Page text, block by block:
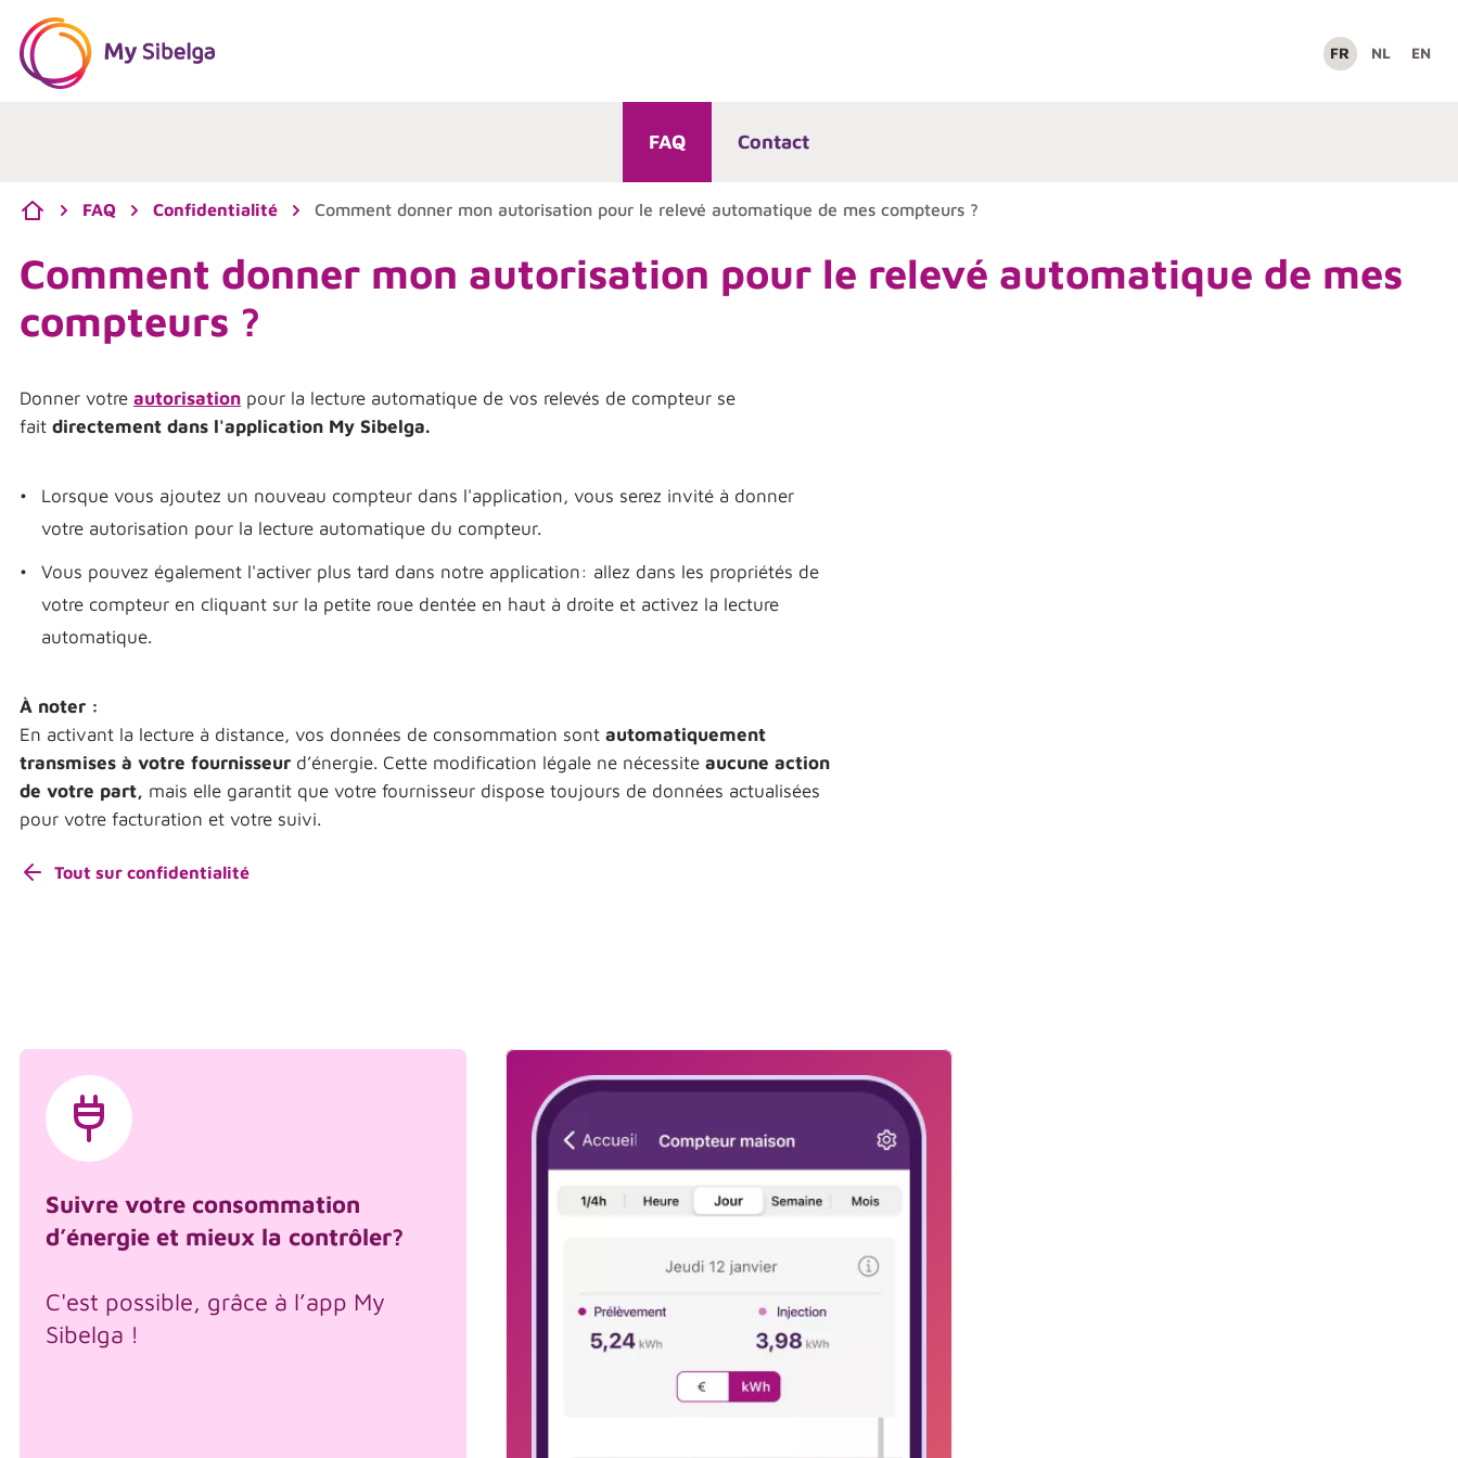
Skip content
Skip language choice
FR NL EN
FAQ Contact
Accueil FAQ Confidentialité Comment donner mon autorisation pour le relevé automatique de mes compteurs ?
Comment donner mon autorisation pour le relevé automatique de mes
compteurs ?
Donner votre autorisation pour la lecture automatique de vos relevés de compteur se
fait directement dans l'application My Sibelga.
Lorsque vous ajoutez un nouveau compteur dans l'application, vous serez invité à donner
votre autorisation pour la lecture automatique du compteur.
Vous pouvez également l'activer plus tard dans notre application: allez dans les propriétés de
votre compteur en cliquant sur la petite roue dentée en haut à droite et activez la lecture
automatique.
À noter :
En activant la lecture à distance, vos données de consommation sont automatiquement
transmises à votre fournisseur d’énergie. Cette modification légale ne nécessite aucune action
de votre part, mais elle garantit que votre fournisseur dispose toujours de données actualisées
pour votre facturation et votre suivi.
Tout sur confidentialité
Suivre votre consommation
d’énergie et mieux la contrôler?
C'est possible, grâce à l’app My
Sibelga !